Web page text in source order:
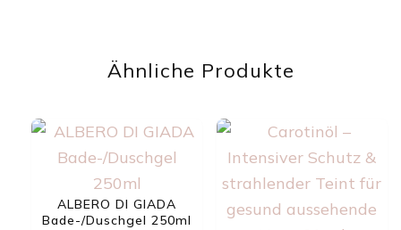
Ähnliche Produkte
ALBERO DI GIADA
Bade-/Duschgel 250ml